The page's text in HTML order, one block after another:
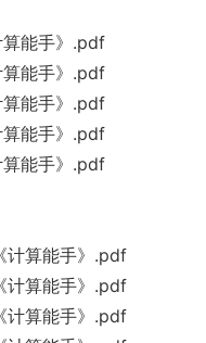
能手》.pdf
能手》.pdf
能手》.pdf
能手》.pdf
能手》.pdf
计算能手》.pdf
计算能手》.pdf
计算能手》.pdf